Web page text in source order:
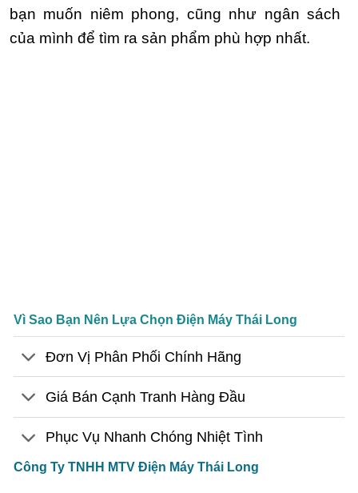
bạn muốn niêm phong, cũng như ngân sách
của mình để tìm ra sản phẩm phù hợp nhất.
Vì Sao Bạn Nên Lựa Chọn Điện Máy Thái Long
Đơn Vị Phân Phối Chính Hãng
Giá Bán Cạnh Tranh Hàng Đầu
Phục Vụ Nhanh Chóng Nhiệt Tình
Công Ty TNHH MTV Điện Máy Thái Long